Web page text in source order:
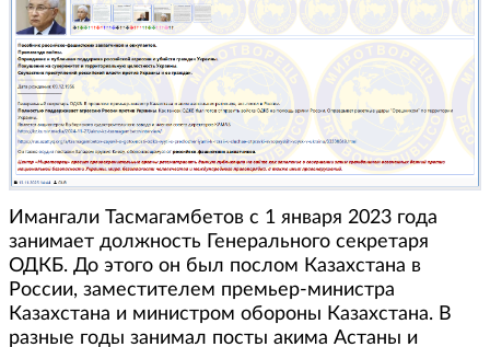
Имангали Тасмагамбетов с 1 января 2023 года
занимает должность Генерального секретаря
ОДКБ. До этого он был послом Казахстана в
России, заместителем премьер-министра
Казахстана и министром обороны Казахстана. В
разные годы занимал посты акима Астаны и